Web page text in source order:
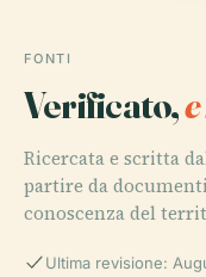
FONTI
Verificato,
Ricercata e scritta
partire da
conoscenza del
Ultima revisione: